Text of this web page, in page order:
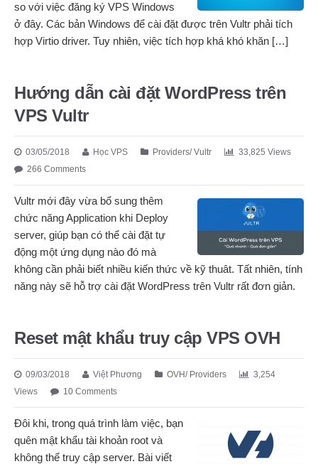
so với việc đăng ký VPS Windows
ở đây. Các bản Windows để cài đặt được trên Vultr phải tích
hợp Virtio driver. Tuy nhiên, việc tích hợp khá khó khăn […]
Hướng dẫn cài đặt WordPress trên
VPS Vultr
03/05/2018 Học VPS Providers/Vultr
33,825 Views
266 Comments
Vultr mới đây vừa bổ sung thêm
chức năng Application khi Deploy
server, giúp bạn có thể cài đặt tự
động một ứng dụng nào đó mà
không cần phải biết nhiều kiến thức về kỹ thuât. Tất nhiên, tính
năng này sẽ hỗ trợ cài đặt WordPress trên Vultr rất đơn giản.
Reset mật khẩu truy cập VPS OVH
09/03/2018 Việt Phương OVH/ Providers
3,254
Views
10 Comments
Đôi khi, trong quá trình làm việc, bạn
quên mật khẩu tài khoản root và
không thể truy cập server. Bài viết